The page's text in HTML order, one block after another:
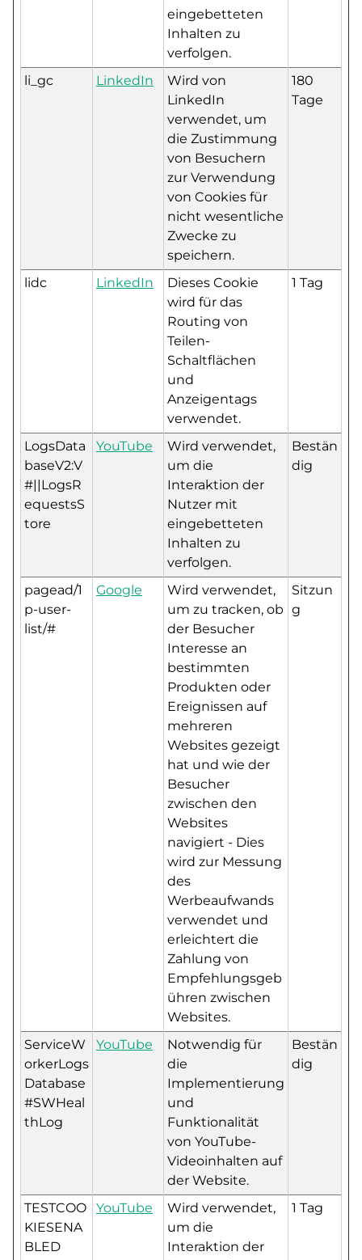
eingebetteten
Inhalten zu
verfolgen.
li_gc
LinkedIn
Wird von
LinkedIn
verwendet, um
die Zustimmung
von Besuchern
zur Verwendung
von Cookies für
nicht wesentliche
Zwecke zu
speichern.
180
Tage
lidc LinkedIn
Dieses Cookie
wird für das
Routing von
Teilen-
Schaltflächen
und
Anzeigentags
verwendet.
1 Tag
LogsData
baseV2:V
#||LogsR
equestsS
tore
YouTube
Wird verwendet,
um die
Interaktion der
Nutzer mit
eingebetteten
Inhalten zu
verfolgen.
Bestän
dig
pagead/1
p-user-
list/#
Google
Wird verwendet,
um zu tracken, ob
der Besucher
Interesse an
bestimmten
Produkten oder
Ereignissen auf
mehreren
Websites gezeigt
hat und wie der
Besucher
zwischen den
Websites
navigiert - Dies
wird zur Messung
des
Werbeaufwands
verwendet und
erleichtert die
Zahlung von
Empfehlungsgeb
ühren zwischen
Websites.
Sitzun
g
ServiceW
orkerLogs
Database
#SWHeal
thLog
YouTube
Notwendig für
die
Implementierung
und
Funktionalität
von YouTube-
Videoinhalten auf
der Website.
Bestän
dig
TESTCOO
KIESENA
BLED
YouTube
Wird verwendet,
um die
Interaktion der
1 Tag